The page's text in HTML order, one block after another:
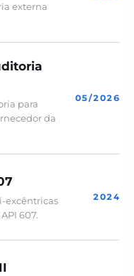
externa
para
da
05/2026
excêntricas
607.
2024